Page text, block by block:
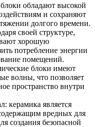
обладают высокой
и сохраняют
долгого времени.
своей структуре,
хорошую
потребление энергии
помещений.
блоки имеют
волны, что позволяет
пространство внутри
керамика является
вредных для
создания безопасной